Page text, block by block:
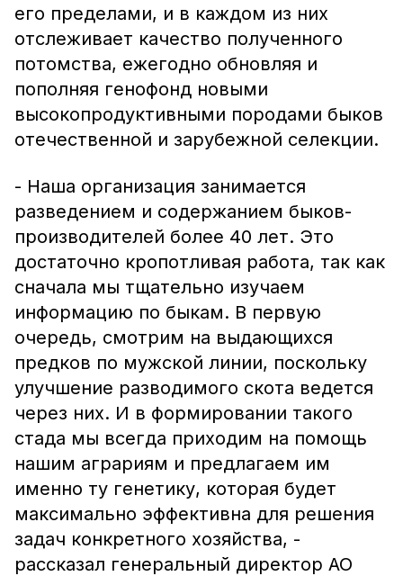
его пределами, и в каждом из них
отслеживает качество полученного
потомства, ежегодно обновляя и
пополняя генофонд новыми
высокопродуктивными породами быков
отечественной и зарубежной селекции.
- Наша организация занимается
разведением и содержанием быков-
производителей более 40 лет. Это
достаточно кропотливая работа, так как
сначала мы тщательно изучаем
информацию по быкам. В первую
очередь, смотрим на выдающихся
предков по мужской линии, поскольку
улучшение разводимого скота ведется
через них. И в формировании такого
стада мы всегда приходим на помощь
нашим аграриям и предлагаем им
именно ту генетику, которая будет
максимально эффективна для решения
задач конкретного хозяйства, -
рассказал генеральный директор АО